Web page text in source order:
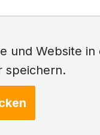
und Website
speichern.